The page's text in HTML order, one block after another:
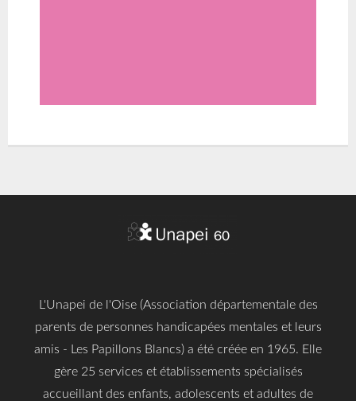
L'Unapei de l'Oise (Association départementale des
parents de personnes handicapées mentales et leurs
amis - Les Papillons Blancs) a été créée en 1965. Elle
gère 25 services et établissements spécialisés
accueillant des enfants, adolescents et adultes de